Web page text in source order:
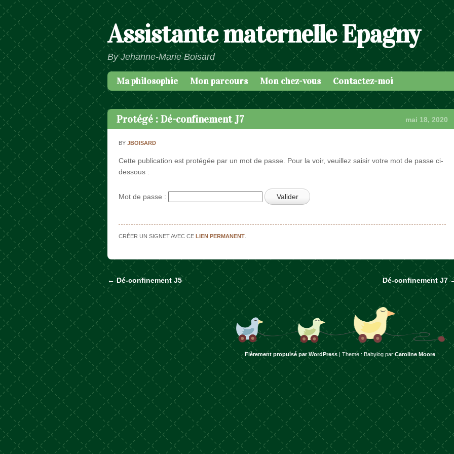
Assistante maternelle Epagny
By Jehanne-Marie Boisard
Menu
Passer au contenu
Ma philosophie Mon parcours Mon chez-vous Contactez-moi
Protégé : Dé-confinement J7 mai 18, 2020
BYJBOISARD
Cette publication est protégée par un mot de passe. Pour la voir, veuillez saisir votre mot de passe ci-
dessous :
Mot de passe :
CRÉER UN SIGNET AVEC CELIEN PERMANENT
Naviguer dans les articles
←Dé-confinement J5 Dé-confinement J7
Fièrement propulsé par WordPress Theme : Babylog parCaroline Moore.